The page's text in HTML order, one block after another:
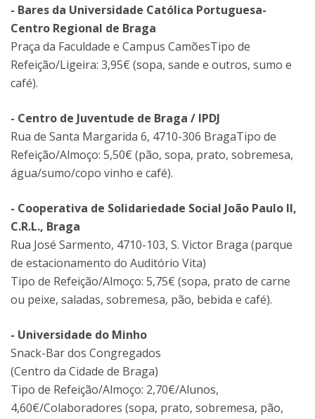
- Bares da Universidade Católica Portuguesa-
Centro Regional de Braga
Praça da Faculdade e Campus CamõesTipo de
Refeição/Ligeira: 3,95€ (sopa, sande e outros, sumo e
café).
- Centro de Juventude de Braga / IPDJ
Rua de Santa Margarida 6, 4710-306 BragaTipo de
Refeição/Almoço: 5,50€ (pão, sopa, prato, sobremesa,
água/sumo/copo vinho e café).
- Cooperativa de Solidariedade Social João Paulo II,
C.R.L., Braga
Rua José Sarmento, 4710-103, S. Victor Braga (parque
de estacionamento do Auditório Vita)
Tipo de Refeição/Almoço: 5,75€ (sopa, prato de carne
ou peixe, saladas, sobremesa, pão, bebida e café).
- Universidade do Minho
Snack-Bar dos Congregados
(Centro da Cidade de Braga)
Tipo de Refeição/Almoço: 2,70€/Alunos,
4,60€/Colaboradores (sopa, prato, sobremesa, pão,